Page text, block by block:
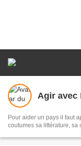
Agir avec
Pour aider un pays il faut
coutumes sa littérature, sa